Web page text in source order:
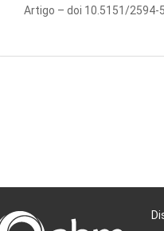
Artigo – doi 10.5151/2594-